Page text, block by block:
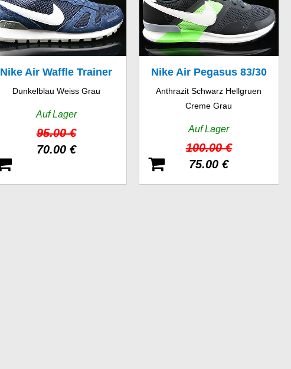
Nike Air Waffle Trainer
Dunkelblau Weiss Grau
Auf Lager
95.00 €
70.00 €
Nike Air Pegasus 83/30
Anthrazit Schwarz Hellgruen
Creme Grau
Auf Lager
100.00 €
75.00 €